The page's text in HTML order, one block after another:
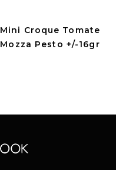
Mini Croque Tomate
Mozza Pesto +/-16gr